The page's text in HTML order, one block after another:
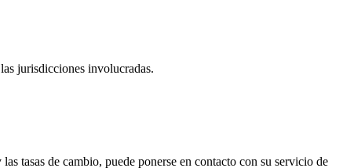
jurisdicciones involucradas.
tasas de cambio, puede ponerse en contacto con su servicio de